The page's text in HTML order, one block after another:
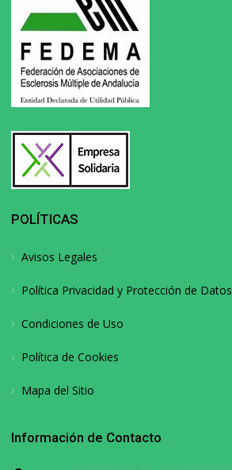
POLÍTICAS
Avisos Legales
Política Privacidad y Protección de Datos
Condiciones de Uso
Política de Cookies
Mapa del Sitio
Información de Contacto